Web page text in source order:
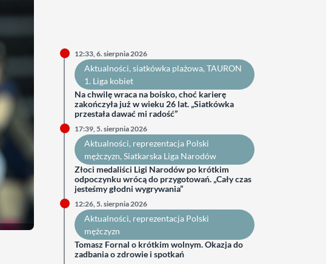
12:33, 6. sierpnia 2026
Aktualności, siatkówka plażowa, TAURON
1. Liga kobiet
Na chwilę wraca na boisko, choć karierę
zakończyła już w wieku 26 lat. „Siatkówka
przestała dawać mi radość”
17:39, 5. sierpnia 2026
Aktualności, reprezentacja Polski
mężczyzn, Siatkarska Liga Narodów
Złoci medaliści Ligi Narodów po krótkim
odpoczynku wrócą do przygotowań. „Cały czas
jesteśmy głodni wygrywania”
12:26, 5. sierpnia 2026
Aktualności, reprezentacja Polski
mężczyzn
Tomasz Fornal o krótkim wolnym. Okazja do
zadbania o zdrowie i spotkań